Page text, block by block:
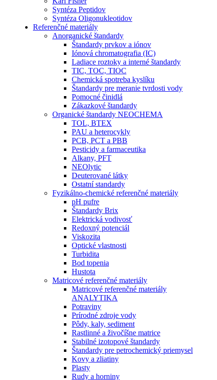
Syntéza Peptidov
Syntéza Oligonukleotidov
Referenčné materiály
Anorganické štandardy
Štandardy prvkov a iónov
Iónová chromatografia (IC)
Ladiace roztoky a interné štandardy
TIC, TOC, TIOC
Chemická spotreba kyslíku
Štandardy pre meranie tvrdosti vody
Pomocné činidlá
Zákazkové štandardy
Organické štandardy NEOCHEMA
TOL, BTEX
PAU a heterocykly
PCB, PCT a PBB
Pesticidy a farmaceutika
Alkany, PFT
NEOlytic
Deuterované látky
Ostatní standardy
Fyzikálno-chemické referenčné materiály
pH pufre
Štandardy Brix
Elektrická vodivosť
Redoxný potenciál
Viskozita
Optické vlastnosti
Turbidita
Bod topenia
Hustota
Matricové referenčné materiály
Matricové referenčné materiály
ANALYTIKA
Potraviny
Prírodné zdroje vody
Pôdy, kaly, sediment
Rastlinné a živočíšne matrice
Stabilné izotopové štandardy
Štandardy pre petrochemický priemysel
Kovy a zliatiny
Plasty
Rudy a horniny